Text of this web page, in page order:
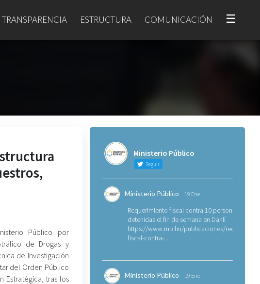
TRANSPARENCIA ESTRUCTURA COMUNICACIÓN ☰
Público por
de Drogas y
de Investigación
del Orden Público
Estratégica, tras los
Ministerio Público
Seguir
Ministerio Público 19 Ene
Requerimiento fiscal contra 10 personas
detenidas el fin de semana en Danlí
https://www.mp.hn/publicaciones/
fiscal-contra-...
Ministerio Público 19 Ene